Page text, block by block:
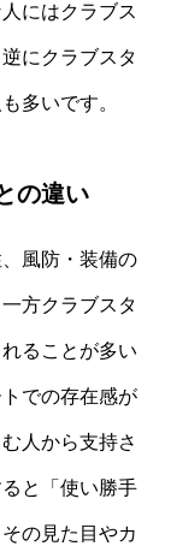
にはクラブス
にクラブスタ
多いです。
の違い
風防・装備の
方クラブスタ
ることが多い
での存在感が
人から支持さ
と「使い勝手
の見た目やカ